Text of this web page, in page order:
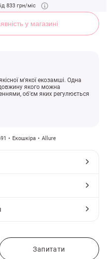
833 грн/міс
у магазині
м'якої екозамші. Одна
якого можна
об'єм яких регулюється
Екошкіра Allure
Запитати
відділення (арт. 48691) ♡